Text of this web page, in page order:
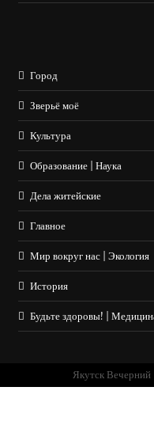
Город
Зверьё моё
Культура
Образование | Наука
Дела житейские
Главное
Мир вокруг нас | Экология
История
Будьте здоровы! |
Якутск Вечерний